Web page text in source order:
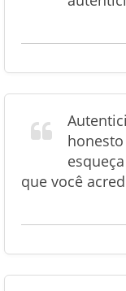
que você